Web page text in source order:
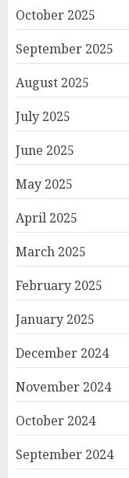
October 2025
September 2025
August 2025
July 2025
June 2025
May 2025
April 2025
March 2025
February 2025
January 2025
December 2024
November 2024
October 2024
September 2024